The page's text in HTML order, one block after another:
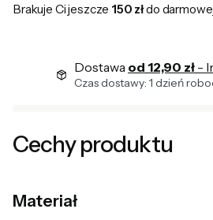
Brakuje Ci jeszcze 150 złdo
Dostawa od 12,90 zł -
Czas dostawy: 1 dzień
Cechy produktu
Materiał